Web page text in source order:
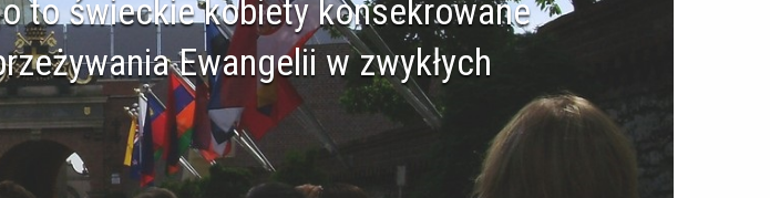
to świeckie kobiety konsekrowane
Ewangelii w zwykłych